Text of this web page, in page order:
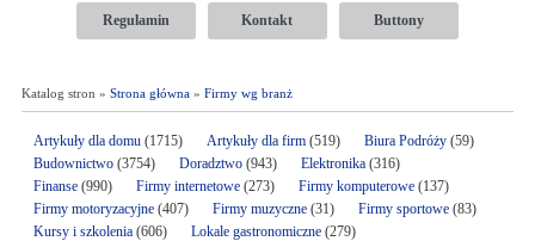
Regulamin Kontakt Buttony
Katalog stron » Strona główna» Firmy wg branż
Artykuły dla domu(1715) Artykuły dla firm(519) Biura Podróży(59)
Budownictwo(3754) Doradztwo(943) Elektronika (316)
Finanse(990) Firmy internetowe (273) Firmy komputerowe(137)
Firmy motoryzacyjne(407) Firmy muzyczne(31) Firmy sportowe(83)
Kursy i szkolenia(606) Lokale gastronomiczne(279)